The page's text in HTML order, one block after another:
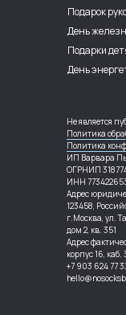
Подарок
День
Подарки
День
Не является
Политика
Политика
ИП Варвара
ОГРНИП
ИНН
Адрес
123458,
г.Москва, ул.
дом 2, кв. 351
Адрес
корпус 16, каб.
+7 903 624 77